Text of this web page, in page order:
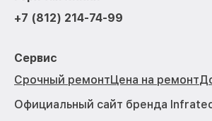
+7 (812) 214-74-99
Сервис
Срочный ремонтЦена на ремонт
Официальный сайт бренда